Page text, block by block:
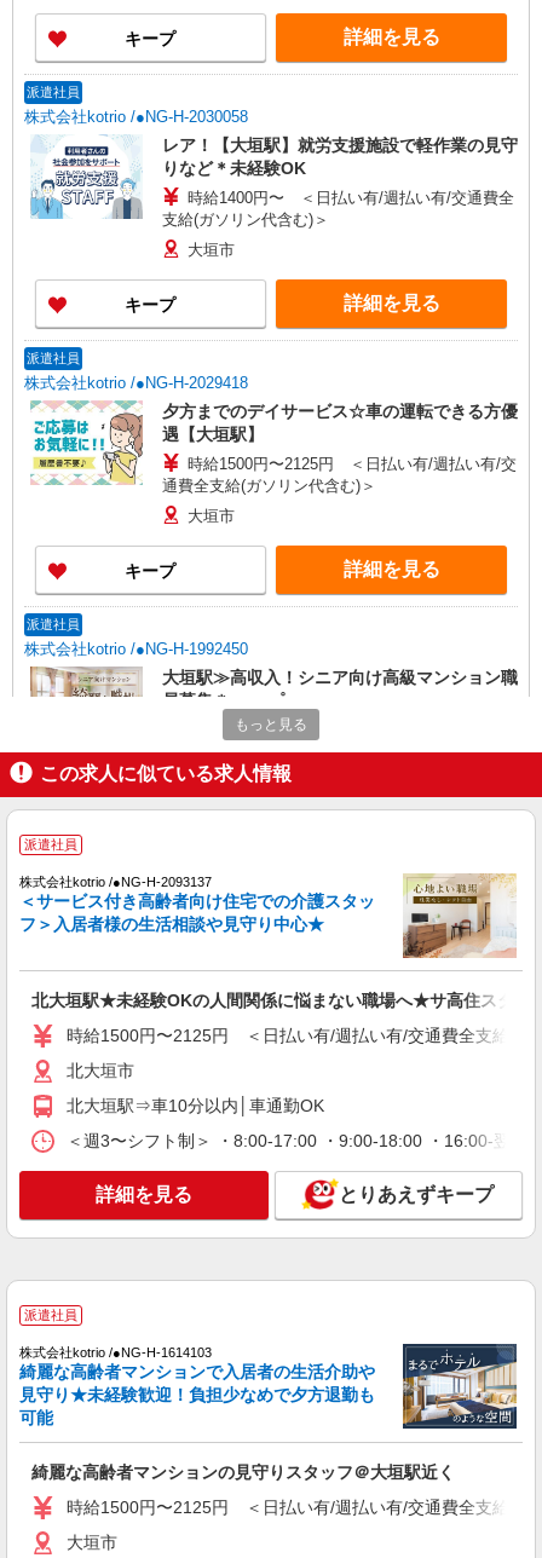
キープ 詳細を見る
派遣社員
株式会社kotrio /●NG-H-2030058
レア！【大垣駅】就労支援施設で軽作業の見守
りなど＊未経験OK
時給1400円〜 ＜日払い有/週払い有/交通費全
支給(ガソリン代含む)＞
大垣市
キープ 詳細を見る
派遣社員
株式会社kotrio /●NG-H-2029418
夕方までのデイサービス☆車の運転できる方優
遇【大垣駅】
時給1500円〜2125円 ＜日払い有/週払い有/交
通費全支給(ガソリン代含む)＞
大垣市
キープ 詳細を見る
派遣社員
株式会社kotrio /●NG-H-1992450
大垣駅≫高収入！シニア向け高級マンション職
員募集＊.・：゜
時給1500円〜2125円 ＜日払い有/週払い有/交
通費全支給(ガソリン代含む)＞
大垣市
派遣社員
株式会社kotrio /●NG-H-1905896
大垣駅▼綺麗なサ高住で生活ケア▼清掃やフロ
アの巡回など
時給1500円〜2125円 ＜日払い有/週払い有/交
大垣市
キープ
派遣社員
株式会社kotrio /●NG-H-1812140
シニア向けマンションで見守り・食事配膳など
通費全支給(ガソリン代含む)＞
キープ 詳細を見る
派遣社員
株式会社kotrio /●NG-H-1992404
個別ケア重視！高級シニア住宅で巡回やケアな
ど＊大垣駅/日払いOK
もっと見る
この求人に似ている求人情報
派遣社員
株式会社kotrio /●NG-H-2093137
＜サービス付き高齢者向け住宅での介護スタッ
フ＞入居者様の生活相談や見守り中心★
北大垣駅★未経験OKの人間関係に悩まない職場へ★サ高住スタッ
時給1500円〜2125円 ＜日払い有/週払い有/交通費全支給(ガ
北大垣市
北大垣駅⇒車10分以内│車通勤OK
＜週3〜シフト制＞ ・8:00-17:00 ・9:00-18:00 ・16:00-
詳細を見る とりあえずキープ
派遣社員
株式会社kotrio /●NG-H-1614103
綺麗な高齢者マンションで入居者の生活介助や
見守り★未経験歓迎！負担少なめで夕方退勤も
可能
綺麗な高齢者マンションの見守りスタッフ＠大垣駅近く
時給1500円〜2125円 ＜日払い有/週払い有/交通費全支給(ガ
大垣市